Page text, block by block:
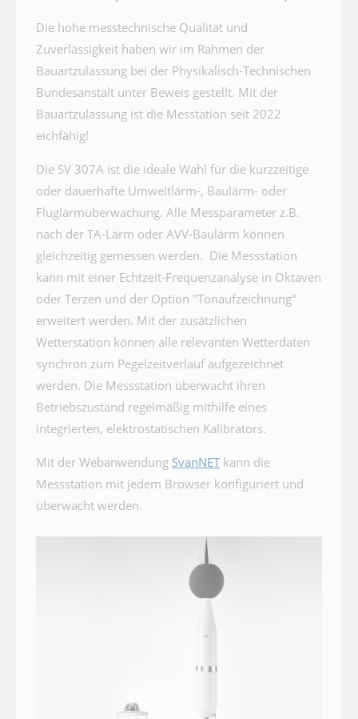
Die hohe messtechnische Qualität und
Zuverlässigkeit haben wir im Rahmen der
Bauartzulassung bei der Physikalisch-Technischen
Bundesanstalt unter Beweis gestellt. Mit der
Bauartzulassung ist die Messtation seit 2022
eichfähig!
Die SV 307A ist die ideale Wahl für die kurzzeitige
oder dauerhafte Umweltlärm-, Baulärm- oder
Fluglärmüberwachung. Alle Messparameter z.B.
nach der TA-Lärm oder AVV-Baulärm können
gleichzeitig gemessen werden. Die Messstation
kann mit einer Echtzeit-Frequenzanalyse in Oktaven
oder Terzen und der Option "Tonaufzeichnung"
erweitert werden. Mit der zusätzlichen
Wetterstation können alle relevanten Wetterdaten
synchron zum Pegelzeitverlauf aufgezeichnet
werden. Die Messstation überwacht ihren
Betriebszustand regelmäßig mithilfe eines
integrierten, elektrostatischen Kalibrators.
Mit der Webanwendung SvanNET kann die
Messstation mit jedem Browser konfiguriert und
überwacht werden.